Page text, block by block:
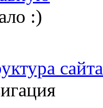
:)
сайта